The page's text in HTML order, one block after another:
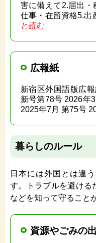
害に備えて2.届出・
仕事・在留資格5.
と読む
広報紙
新宿区外国語版広
新号第78号 2026年
2025年7月 第75号
暮らしのルール
日本には外国とは違
す。トラブルを避ける
などを知って守ること
資源やごみの